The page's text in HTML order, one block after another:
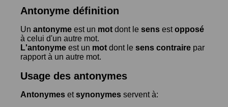
Antonyme définition
Un antonyme est un mot dont le sens estopposé
à celui d'un autre mot.
L'antonyme est un mot dont le sens contraire par
rapport à un autre mot.
Usage des antonymes
Antonymes etsynonymes servent à: